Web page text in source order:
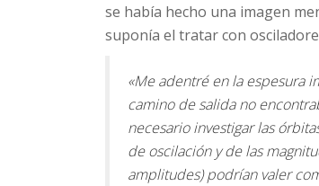
se había hecho una imagen
suponía el tratar con
«Me adentré en la espesura
camino de salida no
necesario investigar las
de oscilación y de las
amplitudes) podrían valer